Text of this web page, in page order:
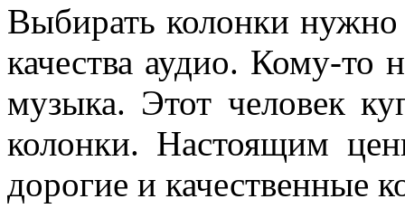
Выбирать колонки нужно
качества аудио. Кому-то
музыка. Этот человек
колонки. Настоящим
дорогие и качественные